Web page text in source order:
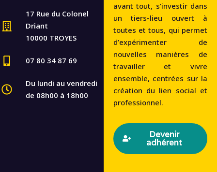
17 Rue du Colonel
Driant
10000 TROYES
07 80 34 87 69
Du lundi au vendredi
de 08h00 à 18h00
avant tout, s’investir dans
un tiers-lieu ouvert à
toutes et tous, qui permet
d’expérimenter de
nouvelles manières de
travailler et vivre
ensemble, centrées sur la
création du lien social et
professionnel.
Devenir
adhérent